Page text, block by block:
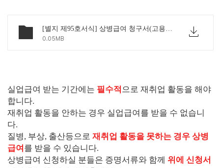
[별지 제95호서식] 상병급여 청구서(고용보험법 시행규칙).pdf
0.05MB
실업급여 받는 기간에는 필수적 으로 재취업 활동을 해야
합니다.
재취업 활동을 안하는 경우 실업급여를 받을 수 없습니
다.
질병, 부상, 출산등으로 재취업 활동을 못하는 경우 상병
급여 를 받을 수 있습니다.
상병급여 신청하실 분들은 증명서류와 함께 위에 신청서